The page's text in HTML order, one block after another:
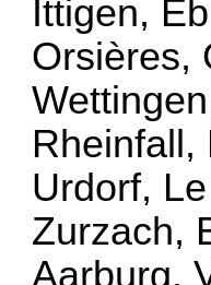
Ittigen,
Orsières,
Rheinfall,
Urdorf,
Zurzach,
Aarburg,